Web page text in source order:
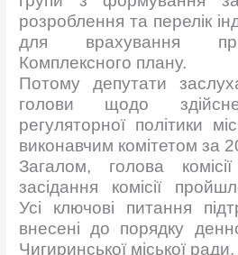
розроблення та перелік
для врахування
Комплексного плану.
Потому депутати
голови щодо
регуляторної політики
виконавчим комітетом за
Загалом, голова
засідання комісії
Усі ключові питання
внесені до порядку
Чигиринської міської ради.